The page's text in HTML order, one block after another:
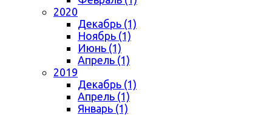
2020
Декабрь (1)
Ноябрь (1)
Июнь (1)
Апрель (1)
2019
Декабрь (1)
Апрель (1)
Январь (1)